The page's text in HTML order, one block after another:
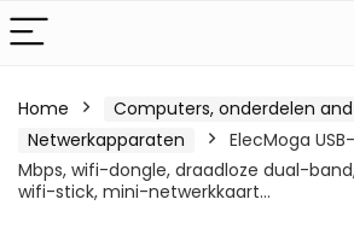
Home
Computers, onderdelen
Netwerkapparaten
ElecMoga
Mbps, wifi-dongle, draadloze dual-band,
wifi-stick, mini-netwerkkaart…